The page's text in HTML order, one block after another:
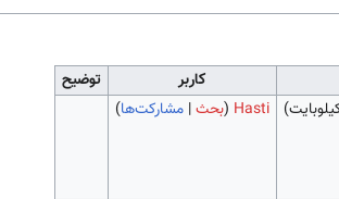
کاربر
توضیح
Hasti
(بحث| مشارکت‌ها)